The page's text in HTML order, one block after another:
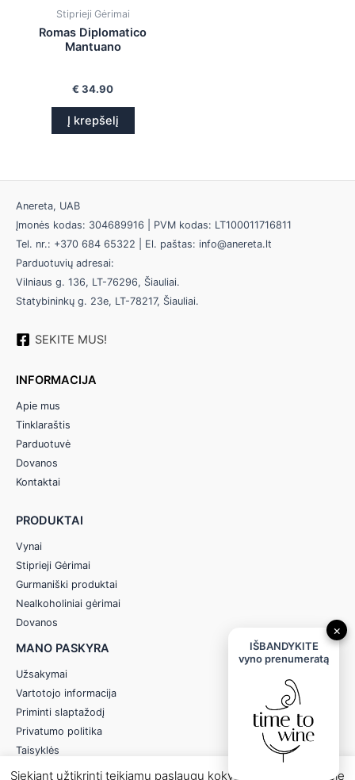
Stiprieji Gėrimai
Romas Diplomatico
Mantuano
€ 34.90
Į krepšelį
Anereta, UAB
Įmonės kodas: 304689916 | PVM kodas: LT100011716811
Tel. nr.: +370 684 65322 | El. paštas: info@anereta.lt
Parduotuvių adresai:
Vilniaus g. 136, LT-76296, Šiauliai.
Statybininkų g. 23e, LT-78217, Šiauliai.
SEKITE MUS!
INFORMACIJA
Apie mus
Tinklaraštis
Parduotuvė
Dovanos
Kontaktai
PRODUKTAI
Vynai
Stiprieji Gėrimai
Gurmaniški produktai
Nealkoholiniai gėrimai
Dovanos
MANO PASKYRA
Užsakymai
Vartotojo informacija
Priminti slaptažodį
Privatumo politika
Taisyklės
Siekiant užtikrinti teikiamų paslaugų kokybę, mūsų svetainėje
×
IŠBANDYKITE
vyno prenumeratą